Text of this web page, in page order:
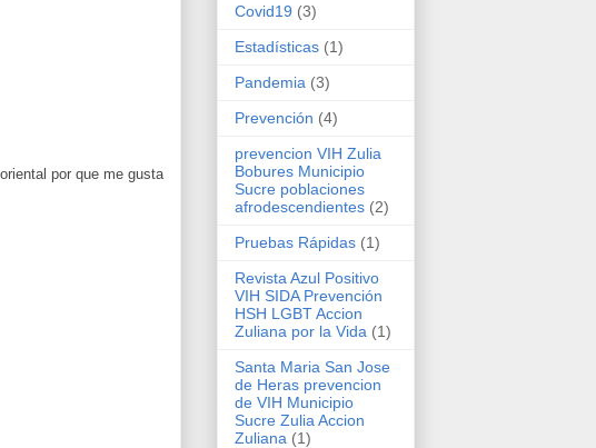
por que me gusta
Covid19 (3)
Estadísticas (1)
Pandemia (3)
Prevención (4)
prevencion VIH Zulia
Bobures Municipio
Sucre poblaciones
afrodescendientes (2)
Pruebas Rápidas (1)
Revista Azul Positivo
VIH SIDA Prevención
HSH LGBT Accion
Zuliana por la Vida (1)
Santa Maria San Jose
de Heras prevencion
de VIH Municipio
Sucre Zulia Accion
Zuliana (1)